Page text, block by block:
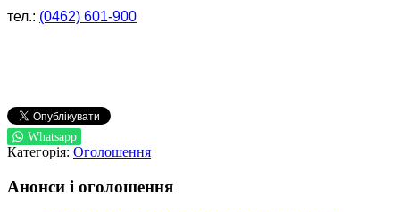
тел.: (0462) 601-900
Whatsapp
Категорія: Оголошення
Анонси і оголошення